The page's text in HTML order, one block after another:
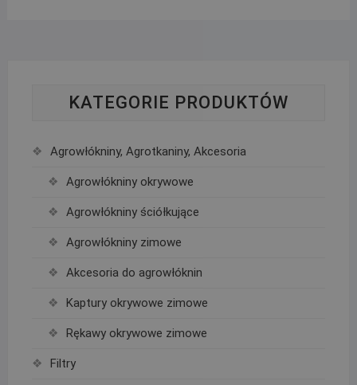
KATEGORIE PRODUKTÓW
Agrowłókniny, Agrotkaniny, Akcesoria
Agrowłókniny okrywowe
Agrowłókniny ściółkujące
Agrowłókniny zimowe
Akcesoria do agrowłóknin
Kaptury okrywowe zimowe
Rękawy okrywowe zimowe
Filtry